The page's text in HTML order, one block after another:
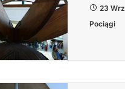
23
Pociągi